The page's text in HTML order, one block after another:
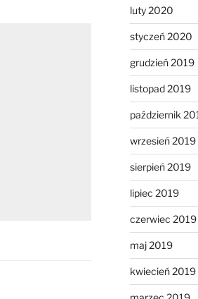
luty 2020
styczeń 2020
grudzień 2019
listopad 2019
październik
wrzesień 2019
sierpień 2019
lipiec 2019
czerwiec 2019
maj 2019
kwiecień 2019